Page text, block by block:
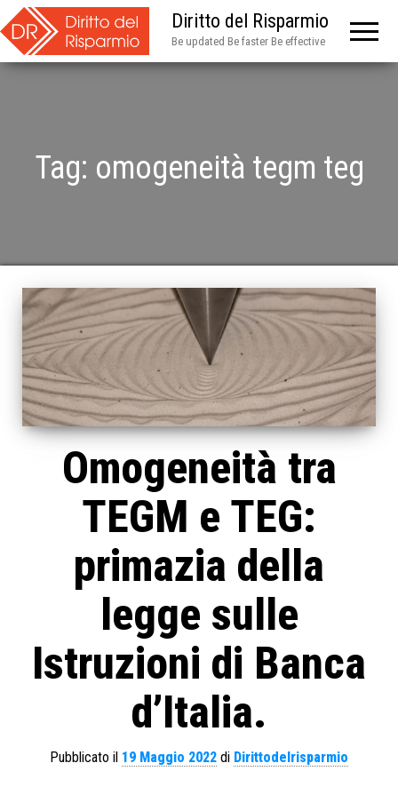
Diritto del Risparmio
Be updated Be faster Be effective
Tag: omogeneità tegm teg
Omogeneità tra
TEGM e TEG:
primazia della
legge sulle
Istruzioni di Banca
d’Italia.
Pubblicato il 19 Maggio 2022 di Dirittodelrisparmio